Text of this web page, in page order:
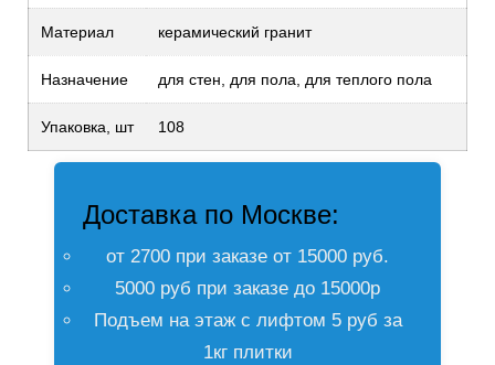
Материал керамический гранит
Назначение для стен, для пола, для теплого пола
Упаковка, шт 108
Доставка по Москве:
от 2700 при заказе от 15000 руб.
5000 руб при заказе до 15000р
Подъем на этаж с лифтом 5 руб за
1кг плитки